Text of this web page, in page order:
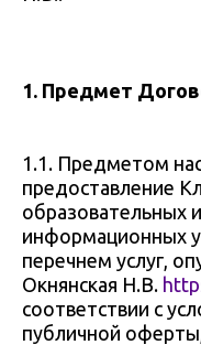
1. Предмет
1.1. Предметом
предоставление
образовательных
информационных
перечнем услуг,
Окнянская Н.В.
соответствии с
публичной